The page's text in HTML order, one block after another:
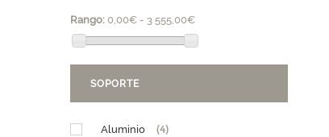
Rango: 0,00€ - 3 555,00€
SOPORTE
Aluminio (4)